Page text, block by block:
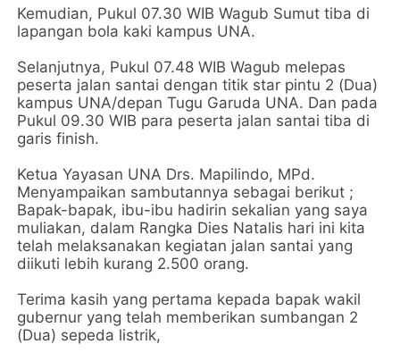
Kemudian, Pukul 07.30 WIB Wagub Sumut tiba di
lapangan bola kaki kampus UNA.
Selanjutnya, Pukul 07.48 WIB Wagub melepas
peserta jalan santai dengan titik star pintu 2 (Dua)
kampus UNA/depan Tugu Garuda UNA. Dan pada
Pukul 09.30 WIB para peserta jalan santai tiba di
garis finish.
Ketua Yayasan UNA Drs. Mapilindo, MPd.
Menyampaikan sambutannya sebagai berikut ;
Bapak-bapak, ibu-ibu hadirin sekalian yang saya
muliakan, dalam Rangka Dies Natalis hari ini kita
telah melaksanakan kegiatan jalan santai yang
diikuti lebih kurang 2.500 orang.
Terima kasih yang pertama kepada bapak wakil
gubernur yang telah memberikan sumbangan 2
(Dua) sepeda listrik,